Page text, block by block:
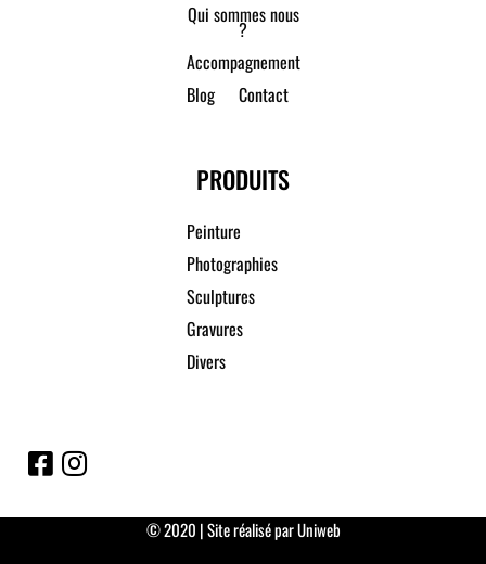
Qui sommes nous
?
Accompagnement
Blog
Contact
PRODUITS
Peinture
Photographies
Sculptures
Gravures
Divers
© 2020 | Site réalisé par Uniweb